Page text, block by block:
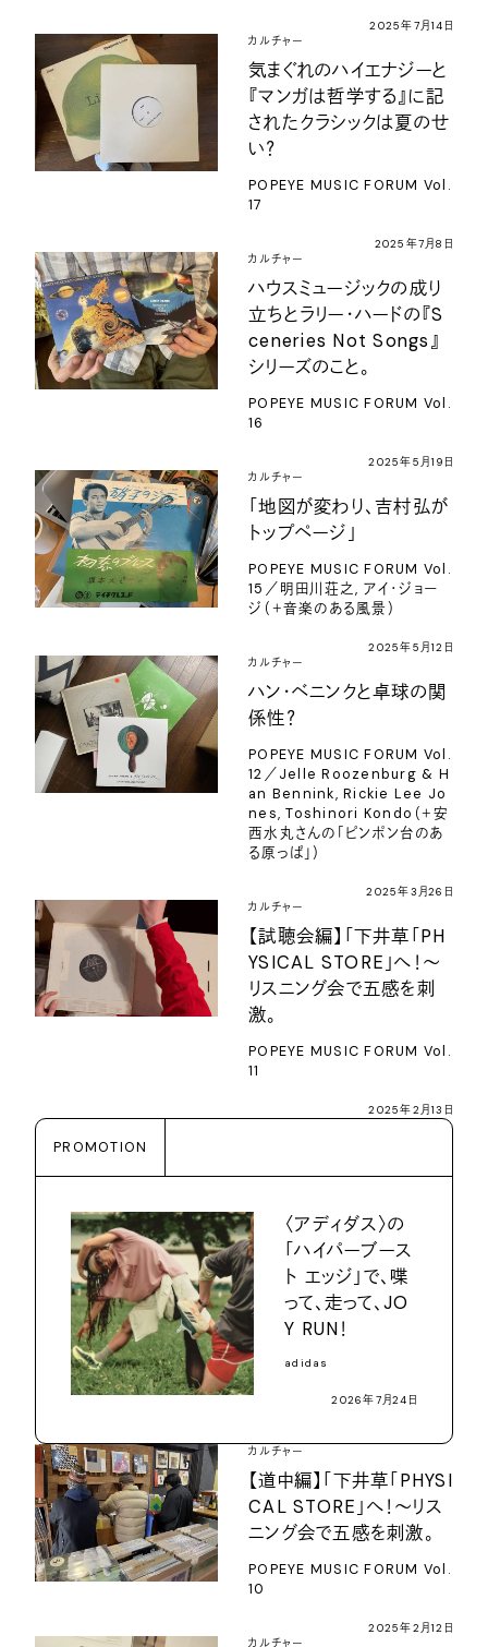
2025年7月14日
カルチャー
気まぐれのハイエナジーと
『マンガは哲学する』に記
されたクラシックは夏のせ
い？
POPEYE MUSIC FORUM Vol.
17
2025年7月8日
カルチャー
ハウスミュージックの成り
立ちとラリー・ハードの『S
ceneries Not Songs』
シリーズのこと。
POPEYE MUSIC FORUM Vol.
16
2025年5月19日
カルチャー
「地図が変わり、吉村弘が
トップページ」
POPEYE MUSIC FORUM Vol.
15／明田川荘之, アイ・ジョー
ジ（＋音楽のある風景）
2025年5月12日
カルチャー
ハン・ベニンクと卓球の関
係性？
POPEYE MUSIC FORUM Vol.
12／Jelle Roozenburg & H
an Bennink, Rickie Lee Jo
nes, Toshinori Kondo（＋安
西水丸さんの「ピンポン台のあ
る原っぱ」）
2025年3月26日
カルチャー
【試聴会編】「下井草「PH
YSICAL STORE」へ！〜
リスニング会で五感を刺
激。
POPEYE MUSIC FORUM Vol.
11
2025年2月13日
PROMOTION
〈アディダス〉の
「ハイパーブース
ト エッジ」で、喋
って、走って、JO
Y RUN！
adidas
2026年7月24日
カルチャー
【道中編】「下井草「PHYSI
CAL STORE」へ！〜リス
ニング会で五感を刺激。
POPEYE MUSIC FORUM Vol.
10
2025年2月12日
カルチャー